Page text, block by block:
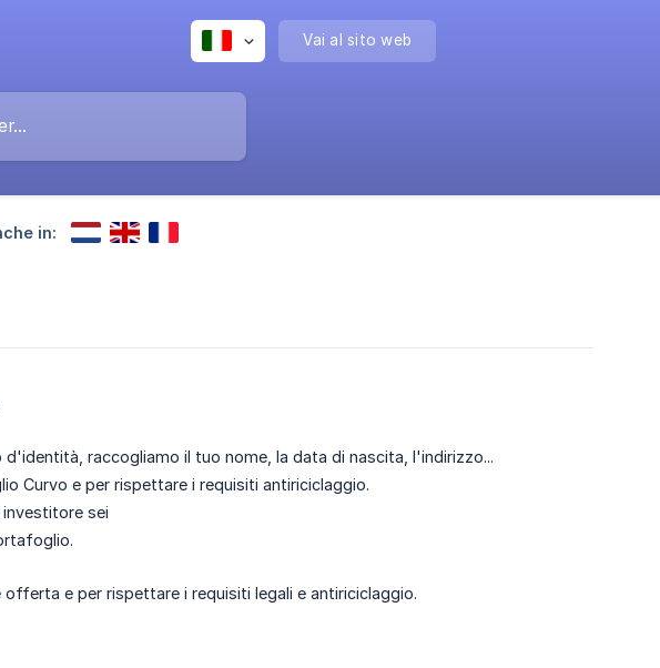
Vai al sito web
in:
raccogliamo il tuo nome, la data di nascita, l'indirizzo...
Curvo e per rispettare i requisiti antiriciclaggio.
sei
e per rispettare i requisiti legali e antiriciclaggio.